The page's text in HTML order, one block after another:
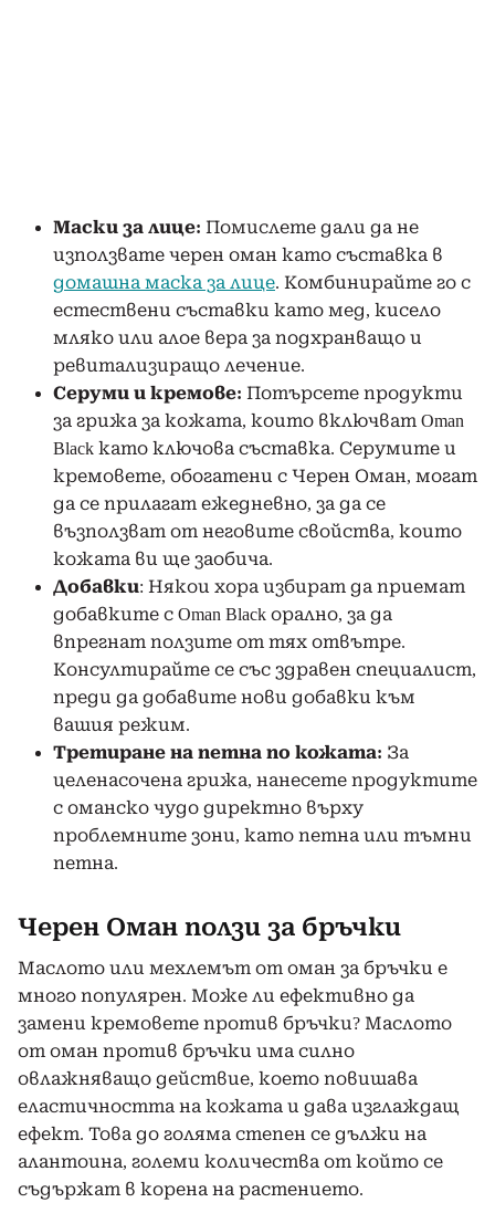
Маски за лице: Помислете дали да не
използвате черен оман като съставка в
домашна маска за лице. Комбинирайте го с
естествени съставки като мед, кисело
мляко или алое вера за подхранващо и
ревитализиращо лечение.
Серуми и кремове: Потърсете продукти
за грижа за кожата, които включват Oman
Black като ключова съставка. Серумите и
кремовете, обогатени с Черен Оман, могат
да се прилагат ежедневно, за да се
възползват от неговите свойства, които
кожата ви ще заобича.
Добавки: Някои хора избират да приемат
добавките с Oman Black орално, за да
впрегнат ползите от тях отвътре.
Консултирайте се със здравен специалист,
преди да добавите нови добавки към
вашия режим.
Третиране на петна по кожата: За
целенасочена грижа, нанесете продуктите
с оманско чудо директно върху
проблемните зони, като петна или тъмни
петна.
Черен Оман ползи за бръчки
Маслото или мехлемът от оман за бръчки е
много популярен. Може ли ефективно да
замени кремовете против бръчки? Маслото
от оман против бръчки има силно
овлажняващо действие, което повишава
еластичността на кожата и дава изглаждащ
ефект. Това до голяма степен се дължи на
алантоина, големи количества от който се
съдържат в корена на растението.